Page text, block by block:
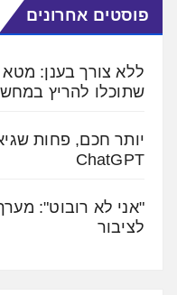
פוסטים אחרונים
שתוכלו להריץ
יותר חכם, פחות
ChatGPT
"אני לא רובוט":
לציבור